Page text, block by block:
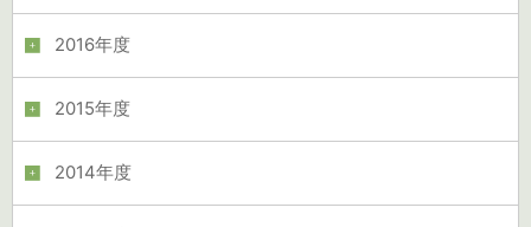
2016年度
2015年度
2014年度